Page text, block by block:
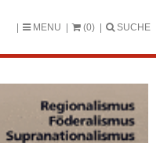
MENU (0) SUCHE